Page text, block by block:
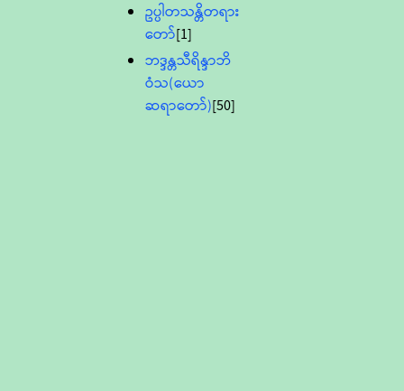
ဥပ္ပါတသန္တိတရား
တော်[1]
ဘဒ္ဒန္တသီရိန္ဒာဘိ
ဝံသ(ယော
ဆရာတော်)[50]